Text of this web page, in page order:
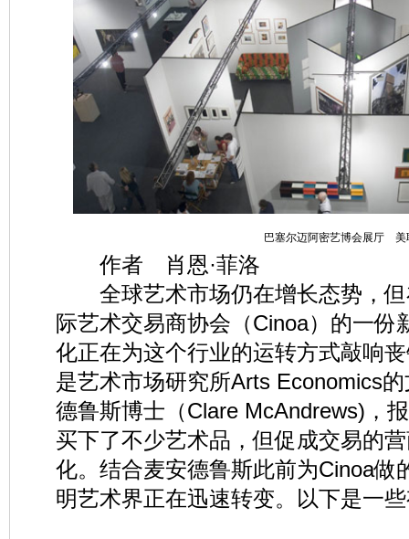
巴塞尔迈阿密艺博会展厅
作者 肖恩·菲洛
全球艺术市场仍在增长态势，但
际艺术交易商协会（Cinoa）的一份
化正在为这个行业的运转方式敲响
是艺术市场研究所Arts Economics
德鲁斯博士（Clare McAndrews)，
买下了不少艺术品，但促成交易的
化。结合麦安德鲁斯此前为Cinoa做
明艺术界正在迅速转变。以下是一